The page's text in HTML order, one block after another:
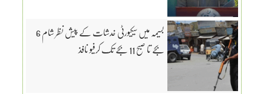
بسیمہ میں سیکیورٹی خدشات کے پیش نظر شام 6
بجے تا صبح 11 بجے تک کرفیو نافذ